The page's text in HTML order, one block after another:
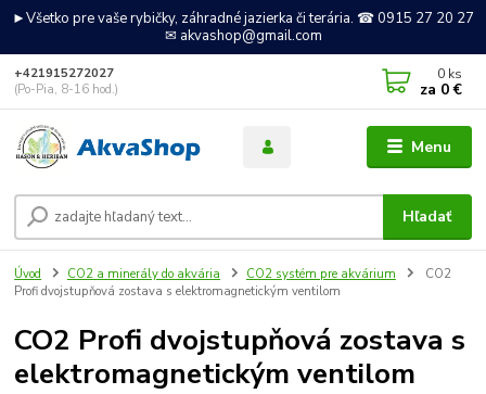
►Všetko pre vaše rybičky, záhradné jazierka či terária. ☎ 0915 27 20 27
✉ akvashop@gmail.com
Menu
Hľadať
+421915272027
(Po-Pia, 8-16 hod.)
0 ks
za 0 €
Úvod CO2 a minerály do akvária CO2 systém pre akvárium
CO2
Profi dvojstupňová zostava s elektromagnetickým ventilom
CO2 Profi dvojstupňová zostava s
elektromagnetickým ventilom